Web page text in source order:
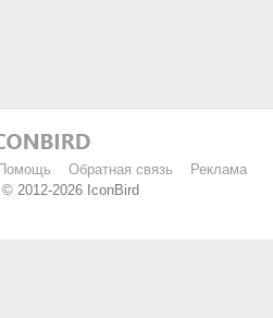
Помощь Обратная связь
Реклама
2012-2026 IconBird